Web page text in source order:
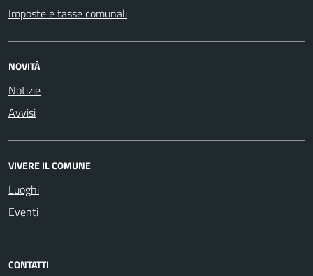
Imposte e tasse comunali
NOVITÀ
Notizie
Avvisi
VIVERE IL COMUNE
Luoghi
Eventi
CONTATTI